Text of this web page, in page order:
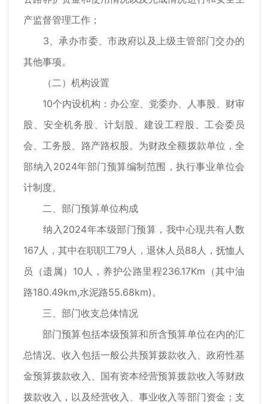
产监督管理工作；
3、承办市委、市政府以及上级主管部门交办的
其他事项。
（二）机构设置
10个内设机构：办公室、党委办、人事股、财审
股、安全机务股、计划股、建设工程股、工会委员
会、工务股、路产路权股。为财政全额拨款单位，全
部纳入2024年部门预算编制范围，执行事业单位会
计制度。
二、部门预算单位构成
纳入2024年本级部门预算，我中心现共有人数
167人，其中在职职工79人，退休人员88人，抚恤人
员（遗属）10人，养护公路里程236.17Km（其中油
路180.49km,水泥路55.68km)。
三、部门收支总体情况
部门预算包括本级预算和所含预算单位在内的汇
总情况。收入包括一般公共预算拨款收入、政府性基
金预算拨款收入、国有资本经营预算拨款收入等财政
拨款收入，以及经营收入、事业收入等部门资金；支